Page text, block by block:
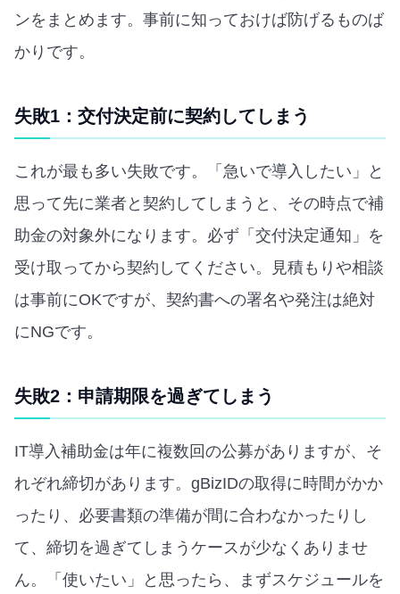
ンをまとめます。事前に知っておけば防げるものば
かりです。
失敗1：交付決定前に契約してしまう
これが最も多い失敗です。「急いで導入したい」と
思って先に業者と契約してしまうと、その時点で補
助金の対象外になります。必ず「交付決定通知」を
受け取ってから契約してください。見積もりや相談
は事前にOKですが、契約書への署名や発注は絶対
にNGです。
失敗2：申請期限を過ぎてしまう
IT導入補助金は年に複数回の公募がありますが、そ
れぞれ締切があります。gBizIDの取得に時間がかか
ったり、必要書類の準備が間に合わなかったりし
て、締切を過ぎてしまうケースが少なくありませ
ん。「使いたい」と思ったら、まずスケジュールを